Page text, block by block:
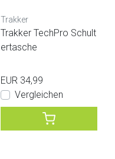
Trakker
Trakker TechPro Schult
ertasche
EUR 34,99
Vergleichen